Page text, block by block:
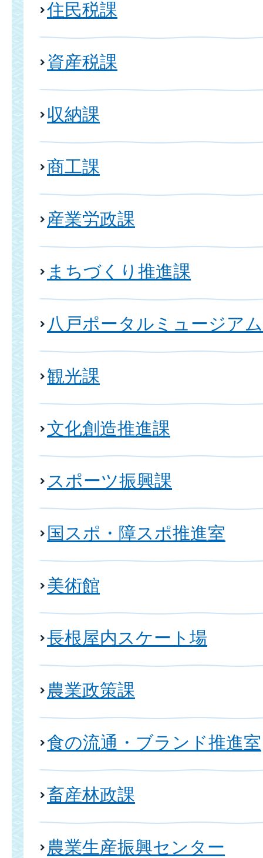
住民税課
資産税課
収納課
商工課
産業労政課
まちづくり推進課
八戸ポータルミュージア
観光課
文化創造推進課
スポーツ振興課
国スポ・障スポ推進室
美術館
長根屋内スケート場
農業政策課
食の流通・ブランド推進室
畜産林政課
農業生産振興センター